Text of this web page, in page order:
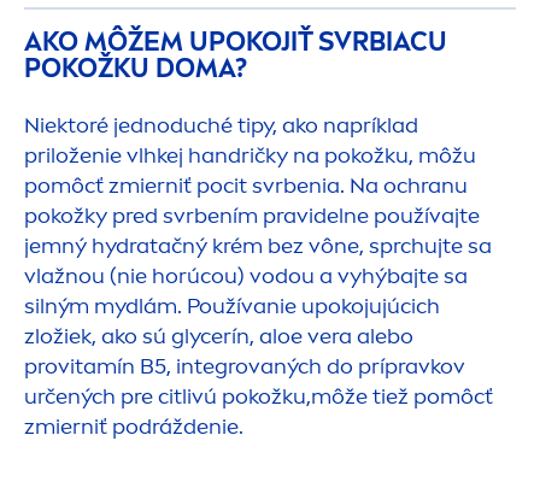
AKO MÔŽEM UPOKOJIŤ SVRBIACU
POKOŽKU DOMA?
Niektoré jednoduché tipy, ako napríklad
priloženie vlhkej handričky na pokožku, môžu
pomôcť zmierniť pocit svrbenia. Na ochranu
pokožky pred svrbením pravidelne používajte
jemný hydratačný krém bez vône, sprchujte sa
vlažnou (nie horúcou) vodou a vyhýbajte sa
silným mydlám. Používanie upokojujúcich
zložiek, ako sú glycerín, aloe vera alebo
provitamín B5, integrovaných do prípravkov
určených pre citlivú pokožku,môže tiež pomôcť
zmierniť podráždenie.